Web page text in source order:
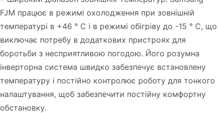
FJM працює в режимі охолодження при зовнішній
температурі в +46 ° C і в режимі обігріву до -15 ° C, що
виключає потребу в додаткових пристроях для
боротьби з несприятливою погодою. Його розумна
інверторна система швидко забезпечує встановлену
температуру і постійно контролює роботу для тонкого
налаштування, щоб забезпечити постійну комфортну
обстановку.